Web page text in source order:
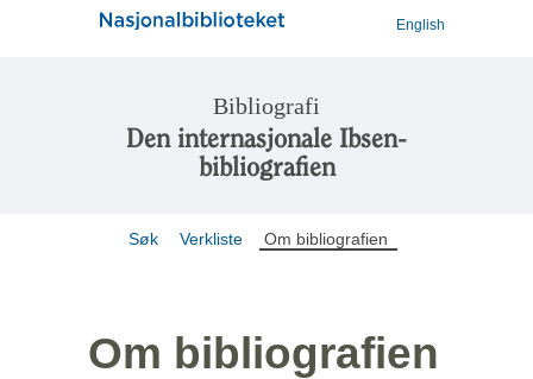
English
Bibliografi
Den internasjonale Ibsen-
bibliografien
Søk Verkliste Om bibliografien
Om bibliografien